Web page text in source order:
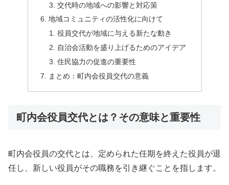
交代時の地域への影響と対応策
地域コミュニティの活性化に向けて
役員交代が地域に与える新たな動き
自治会活動を盛り上げるためのアイデア
住民協力の促進の重要性
まとめ：町内会役員交代の意義
町内会役員交代とは？その意味と重要性
町内会役員の交代とは、定められた任期を終えた役員が退
任し、新しい役員がその職務を引き継ぐことを指します。